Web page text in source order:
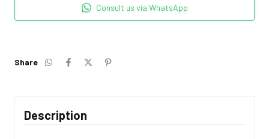
Consult us via WhatsApp
Share
Description